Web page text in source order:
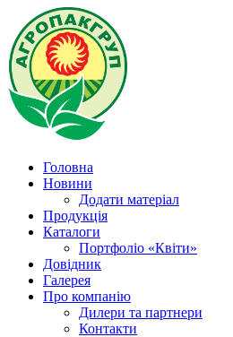
Головна
Новини
Додати матеріал
Продукція
Каталоги
Портфоліо «Квіти»
Довідник
Галерея
Про компанію
Дилери та партнери
Контакти